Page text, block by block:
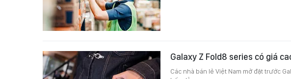
Galaxy Z Fold8 series có giá
Các nhà bán lẻ Việt Nam mở đặt trước